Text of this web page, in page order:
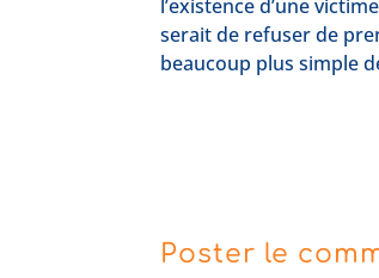
l’existence d’une
serait de refuser de
beaucoup plus simple
Poster le